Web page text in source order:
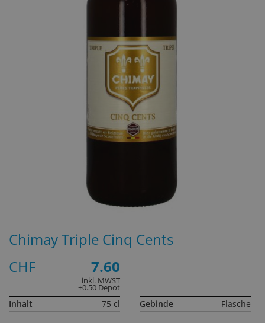
Chimay Triple Cinq Cents
CHF
7.60
inkl. MWST
+0.50 Depot
Inhalt 75 cl Gebinde Flasche